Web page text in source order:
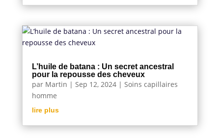
L’huile de batana : Un secret ancestral
pour la repousse des cheveux
par Martin | Sep 12, 2024| Soins capillaires
homme
lire plus